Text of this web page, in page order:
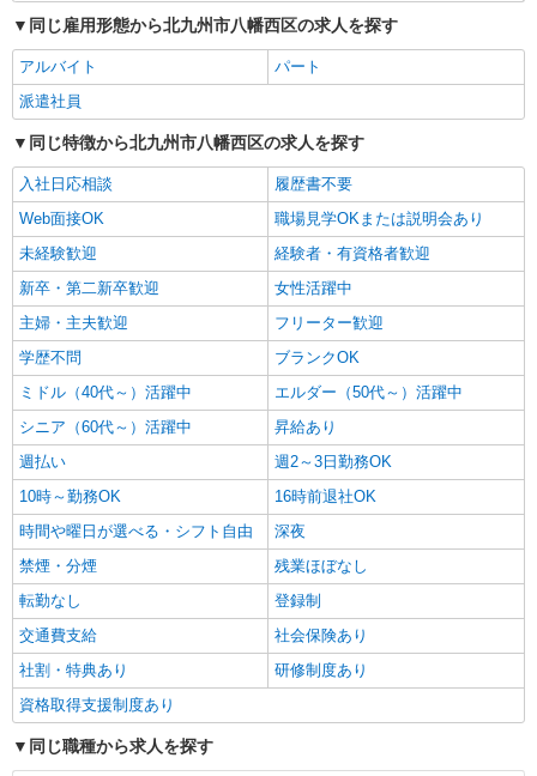
医療行為なし
時給1450円〜2062円 ＜日払い有/週払い有/交
通費全支給(ガソリン代含む)＞
キープ 詳細を見る
派遣社員
株式会社kotrio /●FK-H-1880056
＜黒崎駅＞綺麗な病院の看護助手
時給1450円〜2062円 ＜日払い有/週払い有/交
通費全支給(ガソリン代含む)＞
黒崎駅近く
キープ 詳細を見る
派遣社員
株式会社kotrio /●FK-H-2021587
≪黒崎駅／看護助手≫子育て世代活躍中！働き
やすい環境♪
時給1450円〜2062円 ＜日払い有/週払い有/交
通費全支給(ガソリン代含む)＞
北九州市八幡西区
キープ 詳細を見る
派遣社員
株式会社kotrio /●FK-H-2021340
同じ雇用形態から北九州市八幡西区の求人を探す
アルバイト
パート
派遣社員
同じ特徴から北九州市八幡西区の求人を探す
入社日応相談
履歴書不要
Web面接OK
職場見学OKまたは説明会あり
未経験歓迎
経験者・有資格者歓迎
新卒・第二新卒歓迎
女性活躍中
主婦・主夫歓迎
フリーター歓迎
学歴不問
ブランクOK
ミドル（40代～）活躍中
エルダー（50代～）活躍中
シニア（60代～）活躍中
昇給あり
週払い
週2～3日勤務OK
10時～勤務OK
16時前退社OK
時間や曜日が選べる・シフト自由
深夜
禁煙・分煙
残業ほぼなし
転勤なし
登録制
交通費支給
社会保険あり
社割・特典あり
研修制度あり
資格取得支援制度あり
同じ職種から求人を探す